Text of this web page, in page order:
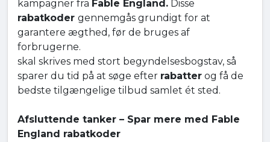
kampagner fra Fable England. Disse
rabatkoder gennemgås grundigt for at
garantere ægthed, før de bruges af
forbrugerne.
skal skrives med stort begyndelsesbogstav, så
sparer du tid på at søge efter rabatter og få de
bedste tilgængelige tilbud samlet ét sted.
Afsluttende tanker – Spar mere med Fable
England rabatkoder